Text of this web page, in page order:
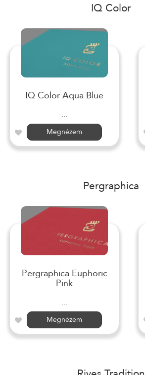
IQ Color
IQ Color Aqua Blue
...
Megnézem
Pergraphica
Pergraphica Euphoric
Pink
...
Megnézem